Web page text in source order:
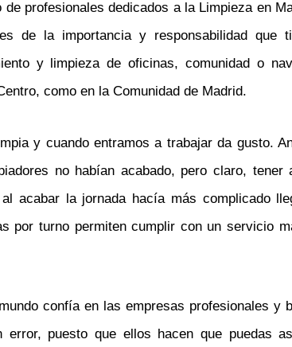
de profesionales dedicados a la Limpieza en
de la importancia y responsabilidad que
y limpieza de oficinas, comunidad o
como en la Comunidad de Madrid.
y cuando entramos a trabajar da gusto.
no habían acabado, pero claro, tener
acabar la jornada hacía más complicado
por turno permiten cumplir con un servicio
confía en las empresas profesionales y
puesto que ellos hacen que puedas